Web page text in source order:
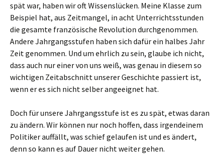
spät war, haben wir oft Wissenslücken. Meine Klasse zum
Beispiel hat, aus Zeitmangel, in acht Unterrichtsstunden
die gesamte französische Revolution durchgenommen.
Andere Jahrgangsstufen haben sich dafür ein halbes Jahr
Zeit genommen. Und um ehrlich zu sein, glaube ich nicht,
dass auch nur einer von uns weiß, was genau in diesem so
wichtigen Zeitabschnitt unserer Geschichte passiert ist,
wenn er es sich nicht selber angeeignet hat.
Doch für unsere Jahrgangsstufe ist es zu spät, etwas daran
zu ändern. Wir können nur noch hoffen, dass irgendeinem
Politiker auffällt, was schief gelaufen ist und es ändert,
denn so kann es auf Dauer nicht weiter gehen.